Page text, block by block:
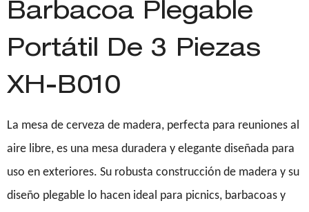
Barbacoa Plegable
Portátil De 3 Piezas
XH-B010
La mesa de cerveza de madera, perfecta para reuniones al
aire libre, es una mesa duradera y elegante diseñada para
uso en exteriores. Su robusta construcción de madera y su
diseño plegable lo hacen ideal para picnics, barbacoas y